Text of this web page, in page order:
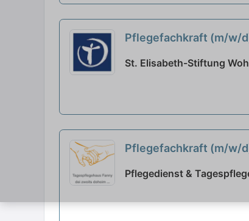
Pflegefachkraft (m/w/
St. Elisabeth-Stiftung
Pflegefachkraft (m/w/
Pflegedienst &